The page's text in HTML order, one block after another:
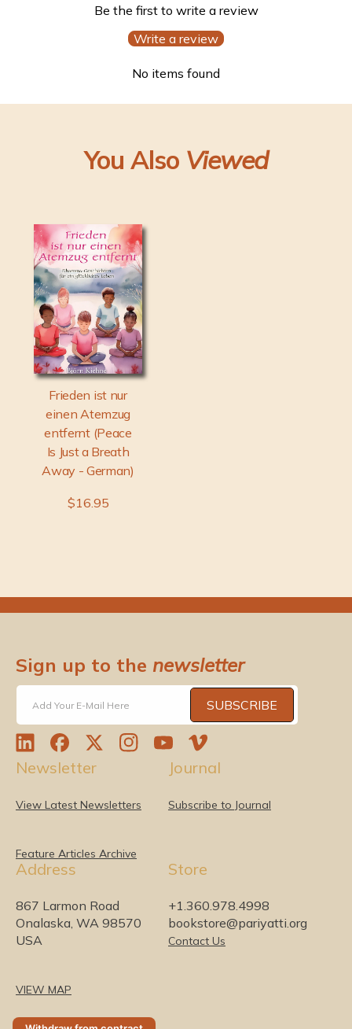
Be the first to write a review
Write a review
No items found
You Also Viewed
Frieden ist nur
einen Atemzug
entfernt (Peace
Is Just a Breath
Away - German)
$16.95
Sign up to the newsletter
Add Your E-Mail Here SUBSCRIBE
L
i
k
I
n
F
a
e
o
k
T
w
t
r
I
t
r
Y
V
i
e
Newsletter
View Latest Newsletters
Feature Articles Archive
Journal
Subscribe to Journal
Address
867 Larmon Road
Onalaska, WA 98570
USA
VIEW MAP
Store
+1.360.978.4998
bookstore@pariyatti.org
Contact Us